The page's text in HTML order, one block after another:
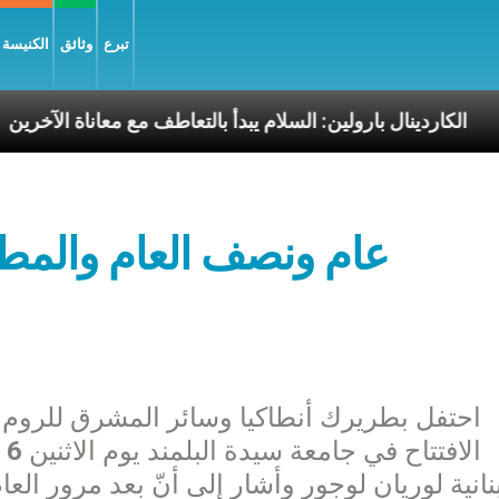
وثائق تبرع
الكاردينال بارولين: السلام يبدأ بالتعاطف مع
عام ونصف العام
احتفل بطريرك أنطاكيا وسائر المشرق
لوريان لوجور وأشار إلى أنّ بعد مرور